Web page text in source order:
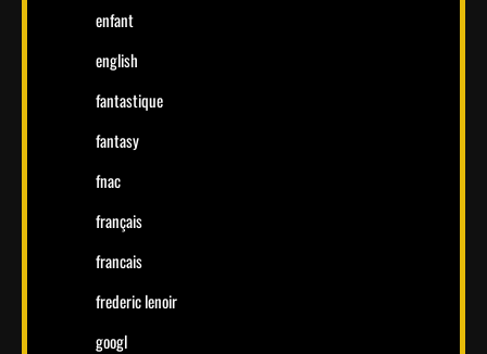
enfant
english
fantastique
fantasy
fnac
français
francais
frederic lenoir
googl